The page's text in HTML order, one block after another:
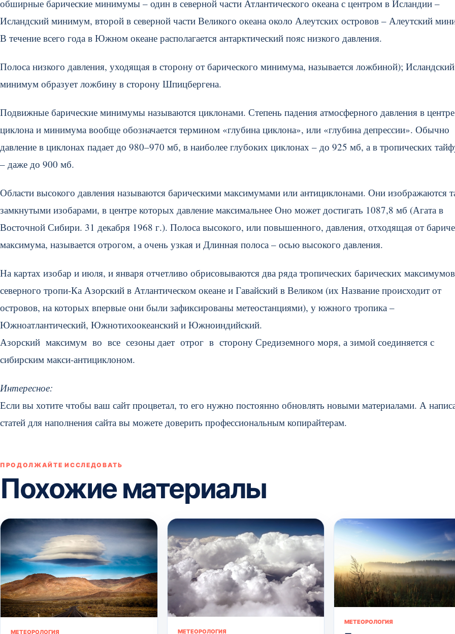
обширные барические минимумы – один в северной части Атлантического океана с центром в Исландии –
Исландский минимум, второй в северной части Великого океана около Алеутских островов – Алеутский
В течение всего года в Южном океане располагается антарктический пояс низкого давления.
Полоса низкого давления, уходящая в сторону от барического минимума, называется ложбиной); Исландский
минимум образует ложбину в сторону Шпицбергена.
Подвижные барические минимумы называются циклонами. Степень падения атмосферного давления в центре
циклона и минимума вообще обозначается термином «глубина циклона», или «глубина депрессии». Обычно
давление в циклонах падает до 980–970 мб, в наиболее глубоких циклонах – до 925 мб, а в тропических
– даже до 900 мб.
Области высокого давления называются барическими максимумами или антициклонами. Они изображаются
замкнутыми изобарами, в центре которых давление максимальнее Оно может достигать 1087,8 мб (Агата в
Восточной Сибири. 31 декабря 1968 г.). Полоса высокого, или повышенного, давления, отходящая от
максимума, называется отрогом, а очень узкая и Длинная полоса – осью высокого давления.
На картах изобар и июля, и января отчетливо обрисовываются два ряда тропических барических
северного тропи-Ка Азорский в Атлантическом океане и Гавайский в Великом (их Название происходит от
островов, на которых впервые они были зафиксированы метеостанциями), у южного тропика –
Южноатлантический, Южнотихоокеанский и Южноиндийский.
Азорский максимум во все сезоны дает отрог в сторону Средиземного моря, а зимой соединяется с
сибирским макси-антициклоном.
Интересное:
Если вы хотите чтобы ваш сайт процветал, то его нужно постоянно обновлять новыми материалами. А
статей для наполнения сайта вы можете доверить профессиональным копирайтерам.
ПРОДОЛЖАЙТЕ ИССЛЕДОВАТЬ
Похожие материалы
МЕТЕОРОЛОГИЯ МЕТЕОРОЛОГИЯ
МЕТЕОРОЛОГИЯ